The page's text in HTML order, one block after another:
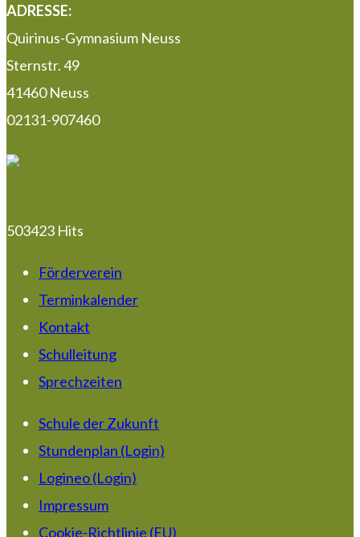
ADRESSE:
Quirinus-Gymnasium Neuss
Sternstr. 49
41460 Neuss
02131-907460
503423 Hits
Förderverein
Terminkalender
Kontakt
Schulleitung
Sprechzeiten
Schule der Zukunft
Stundenplan (Login)
Logineo (Login)
Impressum
Cookie-Richtlinie (EU)